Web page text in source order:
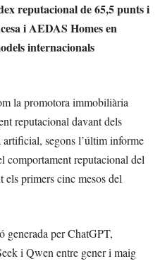
reputacional de 65,5 punts i
i AEDAS Homes en
internacionals
la promotora immobiliària
reputacional davant dels
segons l’últim informe
comportament reputacional del
els primers cinc mesos del
generada per ChatGPT,
i Qwen entre gener i maig